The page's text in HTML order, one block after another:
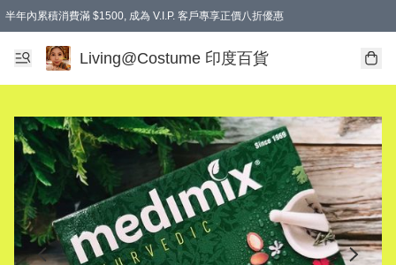
半年內累積消費滿 $1500, 成為 V.I.P. 客戶專享正價八折優惠
滿$600免本地運費
Living@Costume 印度百貨